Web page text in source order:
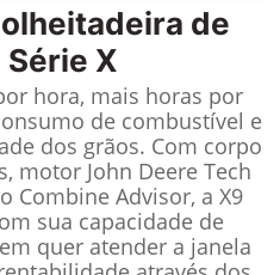
de
Série X
hora, mais horas por
de combustível e
dos grãos. Com corpo
motor John Deere Tech
Combine Advisor, a X9
sua capacidade de
quer atender a janela